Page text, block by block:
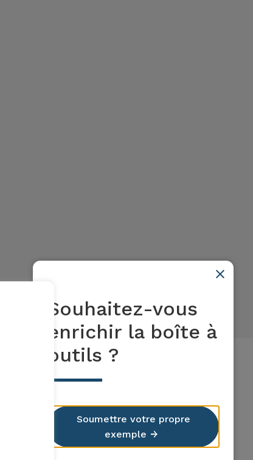
Souhaitez-vous
enrichir la boîte à
outils ?
Soumettre votre propre
exemple